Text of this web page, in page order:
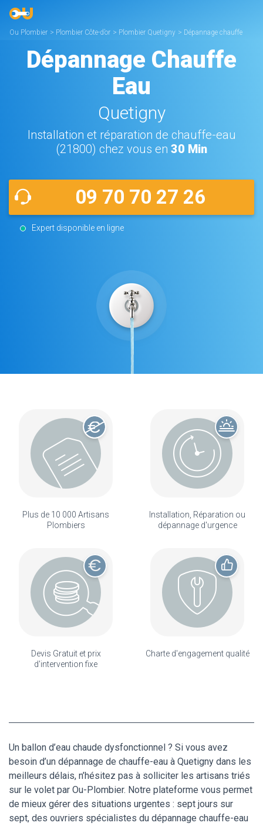
Ou Plombier > Plombier Côte-d’or > Plombier Quetigny > Dépannage chauffe
Dépannage Chauffe
Eau
Quetigny
Installation et réparation de chauffe-eau
(21800) chez vous en 30 Min
09 70 70 27 26
Expert disponible en ligne
Plus de 10 000 Artisans
Plombiers
Installation, Réparation ou
dépannage d'urgence
Devis Gratuit et prix
d'intervention fixe
Charte d'engagement qualité
Un ballon d’eau chaude dysfonctionnel ? Si vous avez
besoin d’un dépannage de chauffe-eau à Quetigny dans les
meilleurs délais, n’hésitez pas à solliciter les artisans triés
sur le volet par Ou-Plombier. Notre plateforme vous permet
de mieux gérer des situations urgentes : sept jours sur
sept, des ouvriers spécialistes du dépannage chauffe-eau